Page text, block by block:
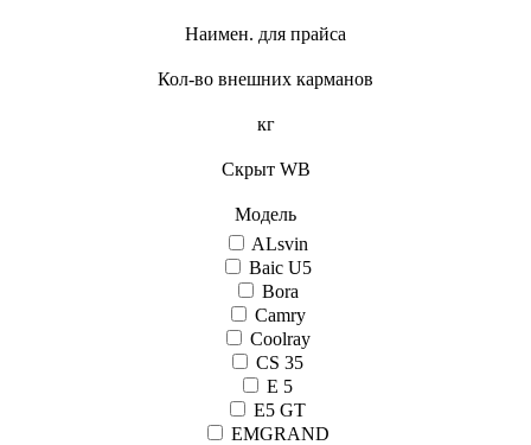
Наимен. для прайса
Кол-во внешних карманов
кг
Скрыт WB
Модель
ALsvin
Baic U5
Bora
Camry
Coolray
CS 35
E 5
E5 GT
EMGRAND